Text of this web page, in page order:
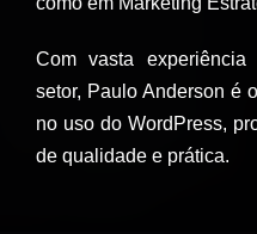
Com vasta
setor, Paulo Anderson é
no uso do WordPress,
de qualidade e prática.